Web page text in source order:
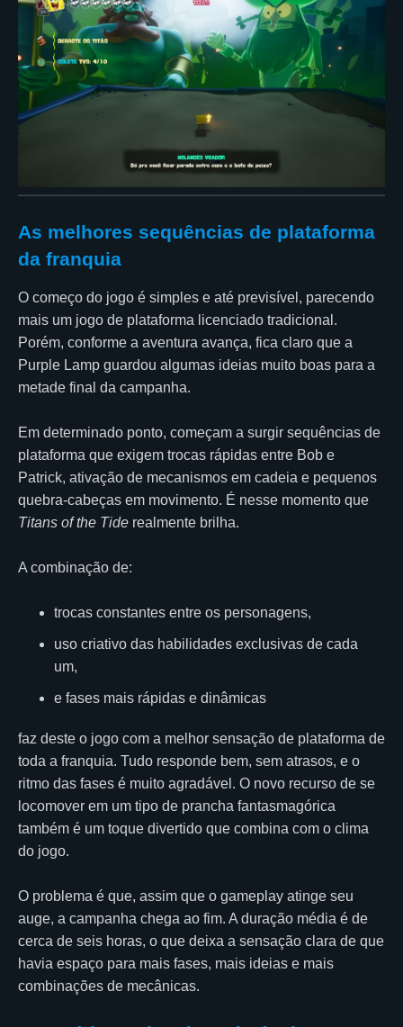
As melhores sequências de plataforma
da franquia
O começo do jogo é simples e até previsível, parecendo
mais um jogo de plataforma licenciado tradicional.
Porém, conforme a aventura avança, fica claro que a
Purple Lamp guardou algumas ideias muito boas para a
metade final da campanha.
Em determinado ponto, começam a surgir sequências de
plataforma que exigem trocas rápidas entre Bob e
Patrick, ativação de mecanismos em cadeia e pequenos
quebra-cabeças em movimento. É nesse momento que
Titans of the Tide realmente brilha.
A combinação de:
trocas constantes entre os personagens,
uso criativo das habilidades exclusivas de cada
um,
e fases mais rápidas e dinâmicas
faz deste o jogo com a melhor sensação de plataforma de
toda a franquia. Tudo responde bem, sem atrasos, e o
ritmo das fases é muito agradável. O novo recurso de se
locomover em um tipo de prancha fantasmagórica
também é um toque divertido que combina com o clima
do jogo.
O problema é que, assim que o gameplay atinge seu
auge, a campanha chega ao fim. A duração média é de
cerca de seis horas, o que deixa a sensação clara de que
havia espaço para mais fases, mais ideias e mais
combinações de mecânicas.